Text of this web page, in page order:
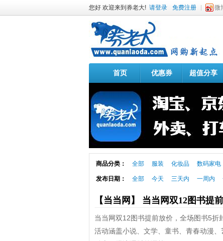
您好 欢迎来到券老大! 请登录 免费注册 微
首页 优惠券 超值分享
商品分类： 全部 服装 化妆品 数码家电
发布日期： 全部 今天 三天内 一周内
【当当网】 当当网双12图书提
当当网双12图书提前放价，全场图书5
活动涵盖小说、文学、童书、青春动漫